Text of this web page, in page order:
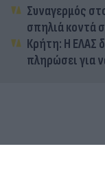
Συναγερμός
σπηλιά κοντά
Κρήτη: Η ΕΛΑΣ
πληρώσει για